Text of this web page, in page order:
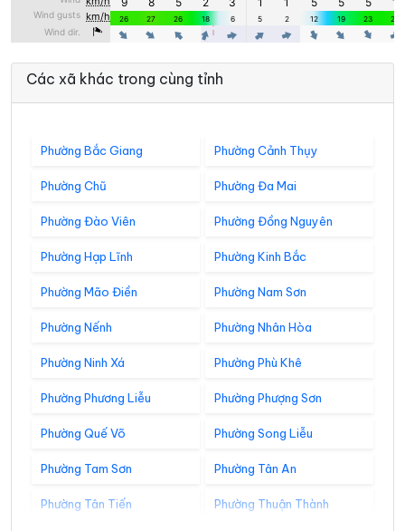
Các xã khác trong cùng tỉnh
Phường Bắc Giang Phường Cảnh Thụy
Phường Chũ Phường Đa Mai
Phường Đào Viên Phường Đồng Nguyên
Phường Hạp Lĩnh Phường Kinh Bắc
Phường Mão Điền Phường Nam Sơn
Phường Nếnh Phường Nhân Hòa
Phường Ninh Xá Phường Phù Khê
Phường Phương Liễu Phường Phượng Sơn
Phường Quế Võ Phường Song Liễu
Phường Tam Sơn Phường Tân An
Phường Tân Tiến Phường Thuận Thành